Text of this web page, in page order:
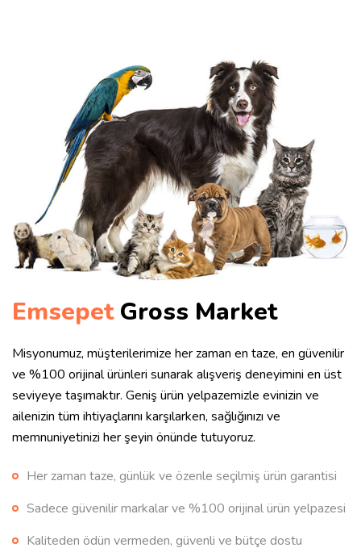
EmsepetGross Market
Misyonumuz, müşterilerimize her zaman en taze, en güvenilir
ve %100 orijinal ürünleri sunarak alışveriş deneyimini en üst
seviyeye taşımaktır. Geniş ürün yelpazemizle evinizin ve
ailenizin tüm ihtiyaçlarını karşılarken, sağlığınızı ve
memnuniyetinizi her şeyin önünde tutuyoruz.
Her zaman taze, günlük ve özenle seçilmiş ürün garantisi
Sadece güvenilir markalar ve %100 orijinal ürün yelpazesi
Kaliteden ödün vermeden, güvenli ve bütçe dostu